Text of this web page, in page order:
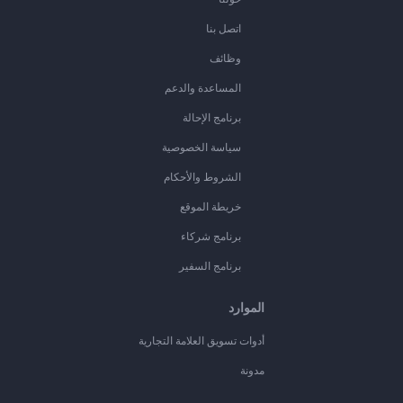
اتصل بنا
وظائف
المساعدة والدعم
برنامج الإحالة
سياسة الخصوصية
الشروط والأحكام
خريطة الموقع
برنامج شركاء
برنامج السفير
الموارد
أدوات تسويق العلامة التجارية
مدونة